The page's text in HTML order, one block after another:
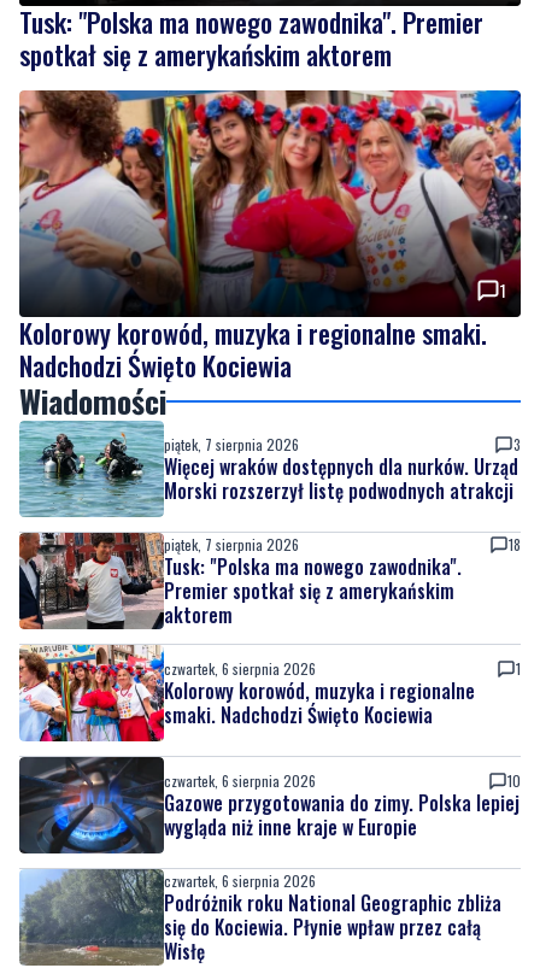
Tusk: "Polska ma nowego zawodnika". Premier
spotkał się z amerykańskim aktorem
1
Kolorowy korowód, muzyka i regionalne smaki.
Nadchodzi Święto Kociewia
Wiadomości
piątek, 7 sierpnia 2026 3
Więcej wraków dostępnych dla nurków. Urząd
Morski rozszerzył listę podwodnych atrakcji
piątek, 7 sierpnia 2026 18
Tusk: "Polska ma nowego zawodnika".
Premier spotkał się z amerykańskim
aktorem
czwartek, 6 sierpnia 2026 1
Kolorowy korowód, muzyka i regionalne
smaki. Nadchodzi Święto Kociewia
czwartek, 6 sierpnia 2026 10
Gazowe przygotowania do zimy. Polska lepiej
wygląda niż inne kraje w Europie
czwartek, 6 sierpnia 2026
Podróżnik roku National Geographic zbliża
się do Kociewia. Płynie wpław przez całą
Wisłę